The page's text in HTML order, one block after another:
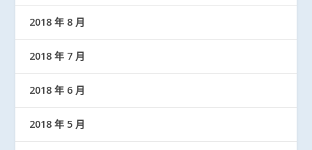
2018 年 8 月
2018 年 7 月
2018 年 6 月
2018 年 5 月